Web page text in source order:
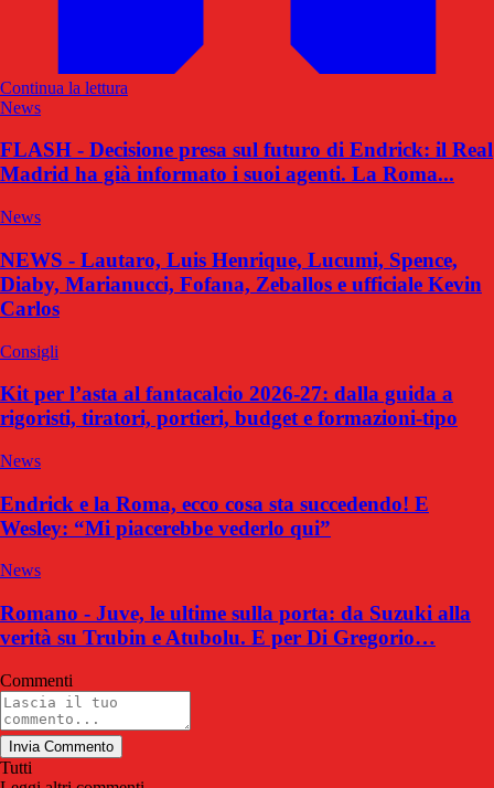
Continua la lettura
News
FLASH - Decisione presa sul futuro di Endrick: il Real
Madrid ha già informato i suoi agenti. La Roma...
News
NEWS - Lautaro, Luis Henrique, Lucumi, Spence,
Diaby, Marianucci, Fofana, Zeballos e ufficiale Kevin
Carlos
Consigli
Kit per l’asta al fantacalcio 2026-27: dalla guida a
rigoristi, tiratori, portieri, budget e formazioni-tipo
News
Endrick e la Roma, ecco cosa sta succedendo! E
Wesley: “Mi piacerebbe vederlo qui”
News
Romano - Juve, le ultime sulla porta: da Suzuki alla
verità su Trubin e Atubolu. E per Di Gregorio…
Commenti
Invia Commento
Tutti